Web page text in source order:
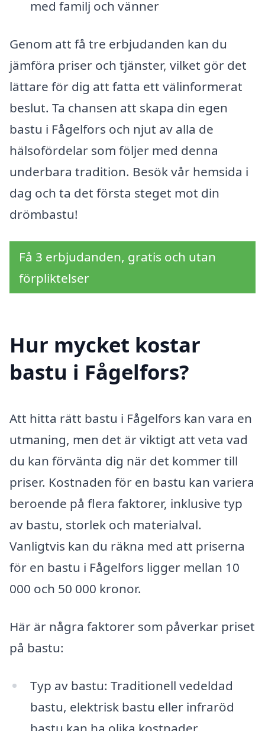
med familj och vänner
Genom att få tre erbjudanden kan du
jämföra priser och tjänster, vilket gör det
lättare för dig att fatta ett välinformerat
beslut. Ta chansen att skapa din egen
bastu i Fågelfors och njut av alla de
hälsofördelar som följer med denna
underbara tradition. Besök vår hemsida i
dag och ta det första steget mot din
drömbastu!
Få 3 erbjudanden, gratis och utan
förpliktelser
Hur mycket kostar
bastu i Fågelfors?
Att hitta rätt bastu i Fågelfors kan vara en
utmaning, men det är viktigt att veta vad
du kan förvänta dig när det kommer till
priser. Kostnaden för en bastu kan variera
beroende på flera faktorer, inklusive typ
av bastu, storlek och materialval.
Vanligtvis kan du räkna med att priserna
för en bastu i Fågelfors ligger mellan 10
000 och 50 000 kronor.
Här är några faktorer som påverkar priset
på bastu:
Typ av bastu: Traditionell vedeldad
bastu, elektrisk bastu eller infraröd